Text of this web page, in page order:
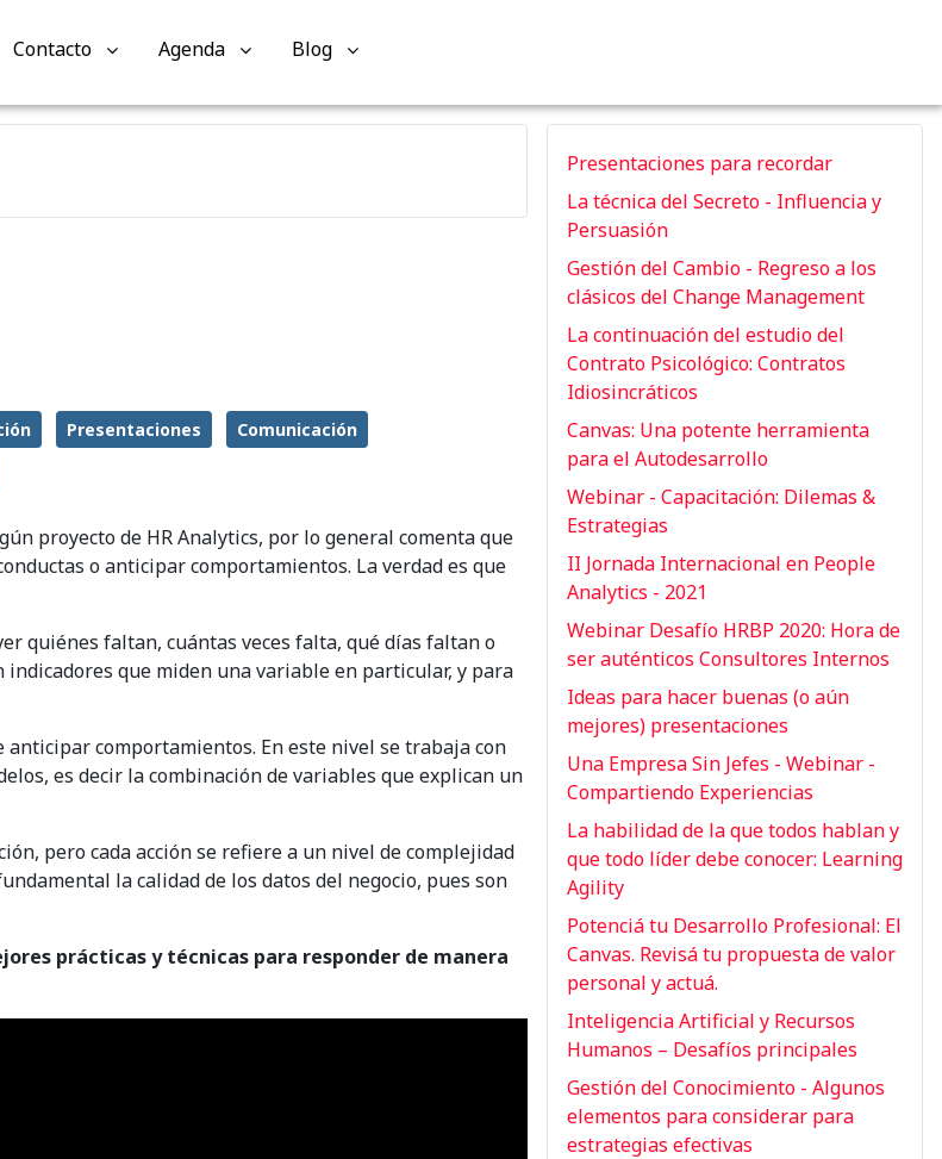
Contacto Agenda Blog
Presentaciones Comunicación
proyecto de HR Analytics, por lo general comenta que
o anticipar comportamientos. La verdad es que
quiénes faltan, cuántas veces falta, qué días faltan o
que miden una variable en particular, y para
comportamientos. En este nivel se trabaja con
es decir la combinación de variables que explican un
pero cada acción se refiere a un nivel de complejidad
la calidad de los datos del negocio, pues son
prácticas y técnicas para responder de manera
Presentaciones para recordar
La técnica del Secreto - Influencia y
Persuasión
Gestión del Cambio - Regreso a los
clásicos del Change Management
La continuación del estudio del
Contrato Psicológico: Contratos
Idiosincráticos
Canvas: Una potente herramienta
para el Autodesarrollo
Webinar - Capacitación: Dilemas &
Estrategias
II Jornada Internacional en People
Analytics - 2021
Webinar Desafío HRBP 2020: Hora de
ser auténticos Consultores Internos
Ideas para hacer buenas (o aún
mejores) presentaciones
Una Empresa Sin Jefes - Webinar -
Compartiendo Experiencias
La habilidad de la que todos hablan y
que todo líder debe conocer: Learning
Agility
Potenciá tu Desarrollo Profesional: El
Canvas. Revisá tu propuesta de valor
personal y actuá.
Inteligencia Artificial y Recursos
Humanos – Desafíos principales
Gestión del Conocimiento - Algunos
elementos para considerar para
estrategias efectivas